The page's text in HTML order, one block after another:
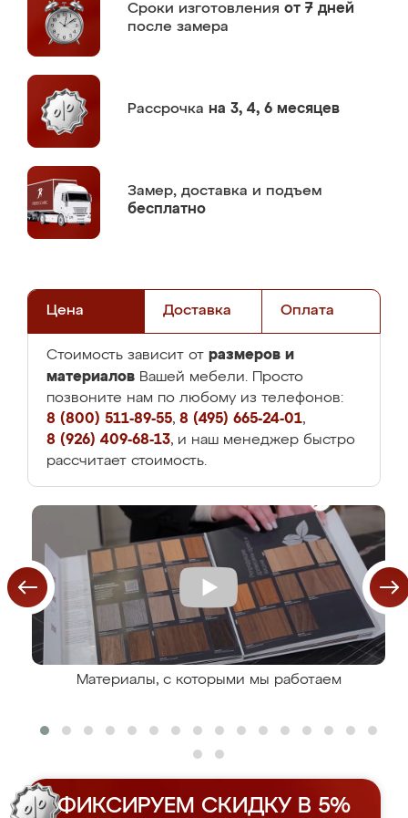
Сроки изготовления от 7 дней
после замера
Рассрочка на 3, 4, 6 месяцев
Замер, доставка и подъем
бесплатно
Цена Доставка Оплата
Стоимость зависит от размеров и
материалов Вашей мебели. Просто
позвоните нам по любому из телефонов:
8 (800) 511-89-55, 8 (495) 665-24-01,
8 (926) 409-68-13, и наш менеджер быстро
рассчитает стоимость.
Материалы, с которыми мы работаем
ФИКСИРУЕМ СКИДКУ В 5%